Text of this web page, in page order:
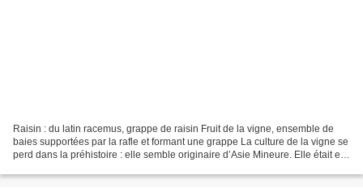
Raisin : du latin racemus, grappe de raisin Fruit de la vigne, ensemble de
baies supportées par la rafle et formant une grappe La culture de la vigne se
perd dans la préhistoire : elle semble originaire d’Asie Mineure. Elle était en